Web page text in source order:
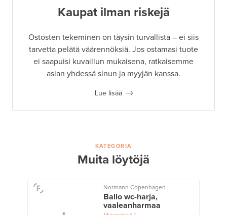
Kaupat ilman riskejä
Ostosten tekeminen on täysin turvallista – ei siis
tarvetta pelätä väärennöksiä. Jos ostamasi tuote
ei saapuisi kuvaillun mukaisena, ratkaisemme
asian yhdessä sinun ja myyjän kanssa.
Lue lisää
KATEGORIA
Muita löytöjä
Normann Copenhagen
Ballo wc-harja,
vaaleanharmaa